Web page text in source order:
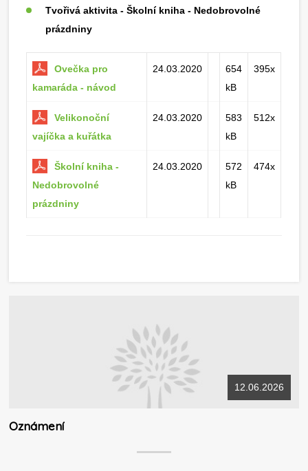
Tvořivá aktivita - Školní kniha - Nedobrovolné
prázdniny
Ovečka pro
kamaráda - návod
24.03.2020
654
kB
395x
Velikonoční
vajíčka a kuřátka
24.03.2020
583
kB
512x
Školní kniha -
Nedobrovolné
prázdniny
24.03.2020
572
kB
474x
12.06.2026
Oznámení